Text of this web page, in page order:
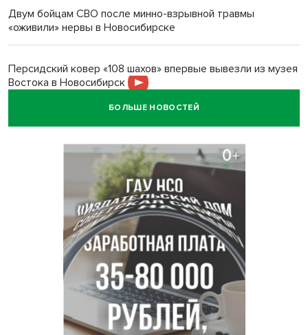
Двум бойцам СВО после минно-взрывной травмы
«оживили» нервы в Новосибирске
Персидский ковер «108 шахов» впервые вывезли из музея
Востока в Новосибирск
Актриса из Новосибирска Евгения Туркова сыграла мать
Трех туберкулезников под конвоем доставили в
больницу Новосибирской области
В Новосибирске курьер на велосипеде сломал ребенку
Условный срок получил бердский подросток за
мошенничество на 3,5 миллиона
БОЛЬШЕ НОВОСТЕЙ